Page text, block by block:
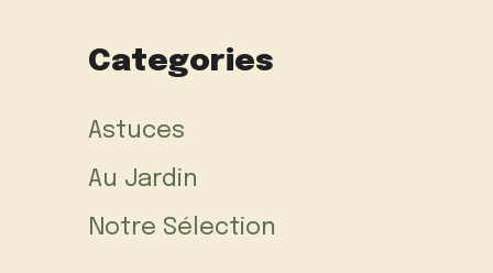
Categories
Astuces
Au Jardin
Notre Sélection